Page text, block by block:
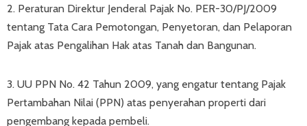
2. Peraturan Direktur Jenderal Pajak No. PER-30/PJ/2009
tentang Tata Cara Pemotongan, Penyetoran, dan Pelaporan
Pajak atas Pengalihan Hak atas Tanah dan Bangunan.
3. UU PPN No. 42 Tahun 2009, yang engatur tentang Pajak
Pertambahan Nilai (PPN) atas penyerahan properti dari
pengembang kepada pembeli.